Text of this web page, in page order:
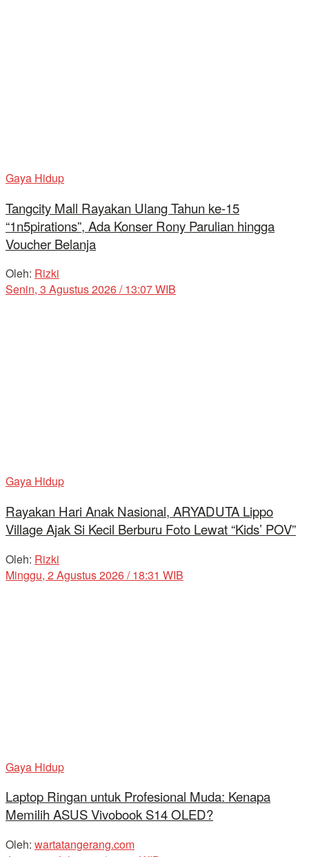
Gaya Hidup
Tangcity Mall Rayakan Ulang Tahun ke-15
“1n5pirations”, Ada Konser Rony Parulian hingga
Voucher Belanja
Oleh: Rizki
Senin, 3 Agustus 2026 / 13:07 WIB
Gaya Hidup
Rayakan Hari Anak Nasional, ARYADUTA Lippo
Village Ajak Si Kecil Berburu Foto Lewat “Kids’ POV”
Oleh: Rizki
Minggu, 2 Agustus 2026 / 18:31 WIB
Gaya Hidup
Laptop Ringan untuk Profesional Muda: Kenapa
Memilih ASUS Vivobook S14 OLED?
Oleh: wartatangerang.com